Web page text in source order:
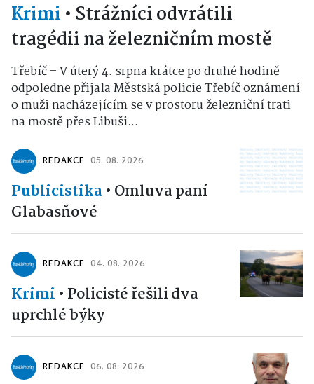
Krimi • Strážníci odvrátili
tragédii na železničním mostě
Třebíč – V úterý 4. srpna krátce po druhé hodině
odpoledne přijala Městská policie Třebíč oznámení
o muži nacházejícím se v prostoru železniční trati
na mostě přes Libuši...
REDAKCE 05. 08. 2026
Publicistika• Omluva paní
Glabasňové
REDAKCE 04. 08. 2026
Krimi • Policisté řešili dva
uprchlé býky
REDAKCE 06. 08. 2026